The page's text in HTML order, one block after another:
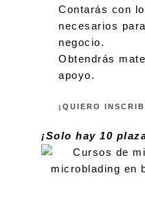
Contarás con
necesarios
negocio.
Obtendrás
apoyo.
¡QUIERO
¡Solo hay 10